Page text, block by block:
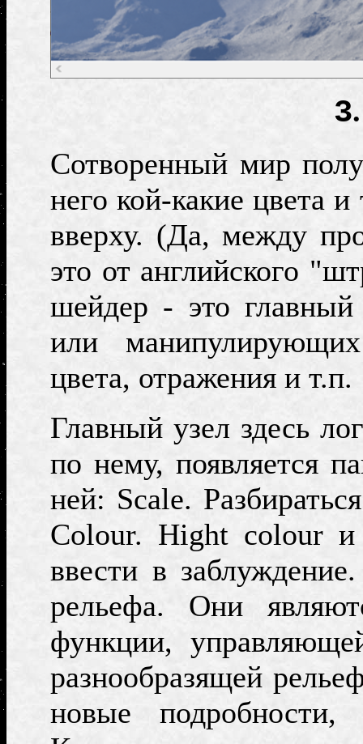
3
Сотворенный мир
него кой-какие цвета
вверху. (Да, между
это от английского
шейдер - это
или
цвета, отражения и т.п.
Главный узел здесь
по нему, появляется
ней: Scale.
Colour. Hight colour
ввести в
рельефа. Они
функции,
разнообразящей
новые